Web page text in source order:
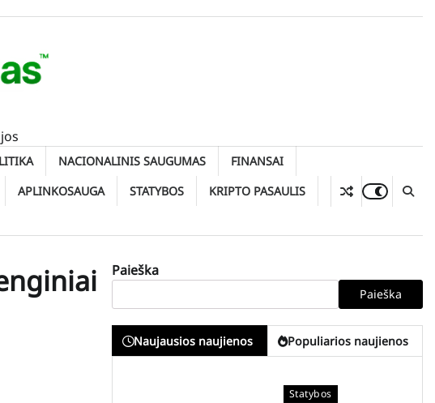
NACIONALINIS SAUGUMAS
FINANSAI
APLINKOSAUGA STATYBOS
KRIPTO PASAULIS
Paieška
Paieška
Naujausios naujienos Populiarios naujienos
Statybos